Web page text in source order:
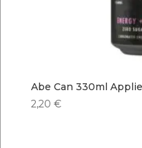
Abe Can 330ml
2,20 €